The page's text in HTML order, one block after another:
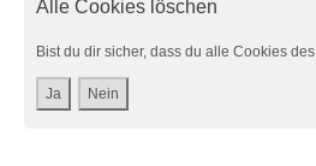
Alle Cookies löschen
Bist du dir sicher, dass du alle Cookies